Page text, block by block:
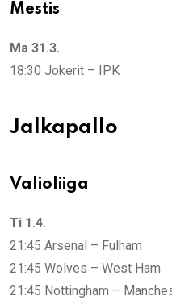
Mestis
Ma 31.3.
18:30 Jokerit – IPK
Jalkapallo
Valioliiga
Ti 1.4.
21:45 Arsenal – Fulham
21:45 Wolves – West Ham
21:45 Nottingham –